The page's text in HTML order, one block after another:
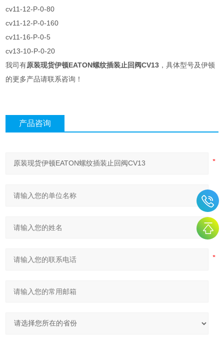
cv11-12-P-0-80
cv11-12-P-0-160
cv11-16-P-0-5
cv13-10-P-0-20
我司有原装现货伊顿EATON螺纹插装止回阀CV13 ，具体型号及伊顿
的更多产品请联系咨询！
产品咨询